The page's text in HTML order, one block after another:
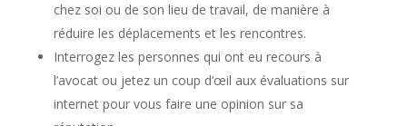
chez soi ou de son lieu de travail, de manière à
réduire les déplacements et les rencontres.
Interrogez les personnes qui ont eu recours à
l’avocat ou jetez un coup d’œil aux évaluations sur
internet pour vous faire une opinion sur sa